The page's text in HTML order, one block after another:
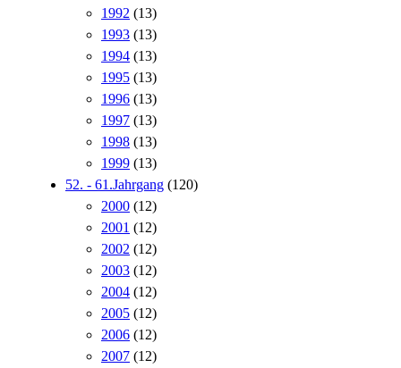
1992 (13)
1993 (13)
1994 (13)
1995 (13)
1996 (13)
1997 (13)
1998 (13)
1999 (13)
52. - 61.Jahrgang (120)
2000 (12)
2001 (12)
2002 (12)
2003 (12)
2004 (12)
2005 (12)
2006 (12)
2007 (12)